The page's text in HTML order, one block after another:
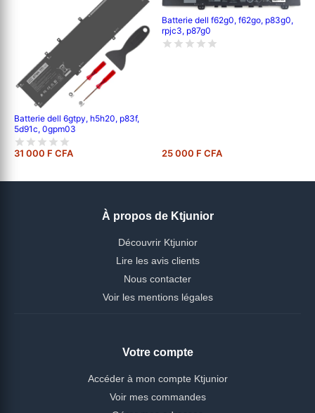
Batterie dell 6gtpy, h5h20, p83f,
5d91c, 0gpm03
31 000 F CFA
Batterie dell f62g0, f62go, p83g0,
rpjc3, p87g0
25 000 F CFA
À propos de Ktjunior
Découvrir Ktjunior
Lire les avis clients
Nous contacter
Voir les mentions légales
Votre compte
Accéder à mon compte Ktjunior
Voir mes commandes